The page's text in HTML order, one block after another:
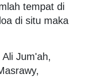
tempat di
di situ maka
Jum'ah,